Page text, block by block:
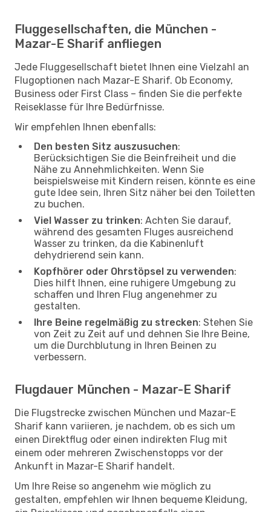
Fluggesellschaften, die München -
Mazar-E Sharif anfliegen
Jede Fluggesellschaft bietet Ihnen eine Vielzahl an
Flugoptionen nach Mazar-E Sharif. Ob Economy,
Business oder First Class – finden Sie die perfekte
Reiseklasse für Ihre Bedürfnisse.
Wir empfehlen Ihnen ebenfalls:
Den besten Sitz auszusuchen:
Berücksichtigen Sie die Beinfreiheit und die
Nähe zu Annehmlichkeiten. Wenn Sie
beispielsweise mit Kindern reisen, könnte es eine
gute Idee sein, Ihren Sitz näher bei den Toiletten
zu buchen.
Viel Wasser zu trinken: Achten Sie darauf,
während des gesamten Fluges ausreichend
Wasser zu trinken, da die Kabinenluft
dehydrierend sein kann.
Kopfhörer oder Ohrstöpsel zu verwenden:
Dies hilft Ihnen, eine ruhigere Umgebung zu
schaffen und Ihren Flug angenehmer zu
gestalten.
Ihre Beine regelmäßig zu strecken: Stehen Sie
von Zeit zu Zeit auf und dehnen Sie Ihre Beine,
um die Durchblutung in Ihren Beinen zu
verbessern.
Flugdauer München - Mazar-E Sharif
Die Flugstrecke zwischen München und Mazar-E
Sharif kann variieren, je nachdem, ob es sich um
einen Direktflug oder einen indirekten Flug mit
einem oder mehreren Zwischenstopps vor der
Ankunft in Mazar-E Sharif handelt.
Um Ihre Reise so angenehm wie möglich zu
gestalten, empfehlen wir Ihnen bequeme Kleidung,